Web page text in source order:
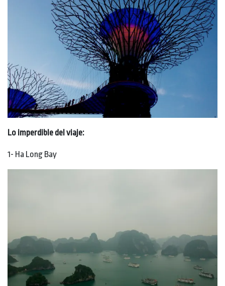
Lo imperdible del viaje:
1- Ha Long Bay